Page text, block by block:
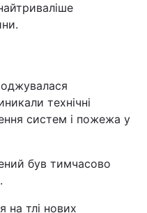
технічні
систем і пожежа у
був тимчасово
на тлі нових